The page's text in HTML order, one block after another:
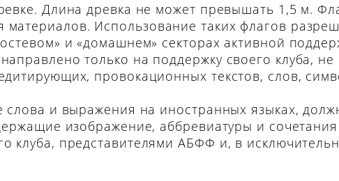
Длина древка не может превышать 1,5 м.
Использование таких флагов
и «домашнем» секторах активной
только на поддержку своего клуба, не
провокационных текстов, слов,
и выражения на иностранных языках,
изображение, аббревиатуры и
клуба, представителями АБФФ и, в